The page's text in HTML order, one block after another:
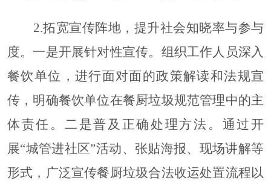
2.拓宽宣传阵地，提升社会知晓率与参与
度。 一是开展针对性宣传。组织工作人员深入
餐饮单位，进行面对面的政策解读和法规宣
传，明确餐饮单位在餐厨垃圾规范管理中的主
体责任。二是普及正确处理方法。通过开
展“城管进社区”活动、张贴海报、现场讲解等
形式，广泛宣传餐厨垃圾合法收运处置流程以